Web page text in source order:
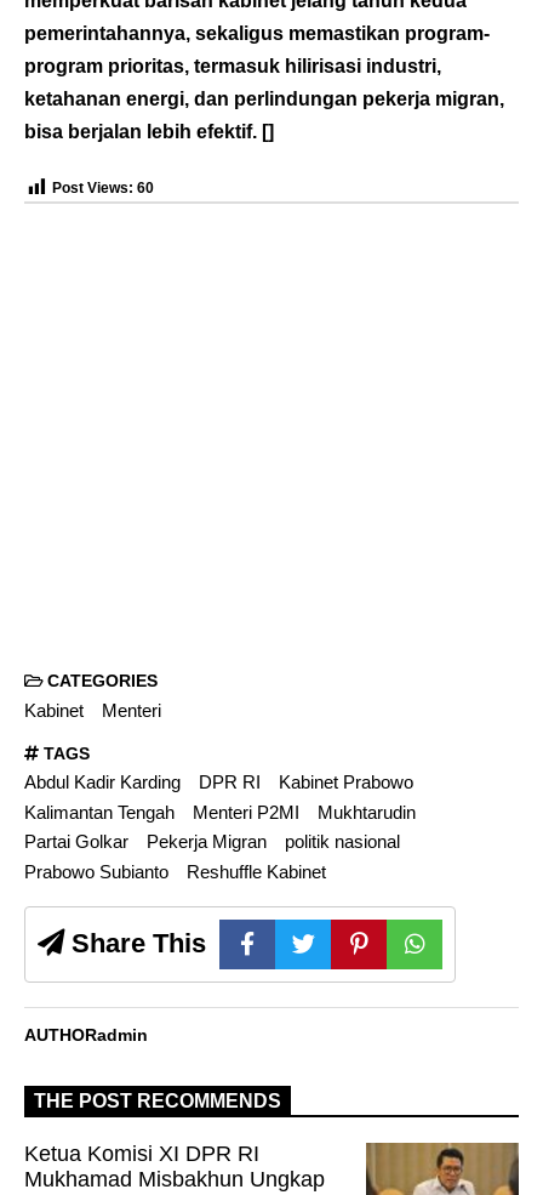
pemerintahannya, sekaligus memastikan program-
program prioritas, termasuk hilirisasi industri,
ketahanan energi, dan perlindungan pekerja migran,
bisa berjalan lebih efektif. []
Post Views: 60
CATEGORIES
Kabinet Menteri
TAGS
Abdul Kadir Karding DPR RI
Kabinet Prabowo
Kalimantan Tengah
Menteri P2MI
Mukhtarudin
Partai Golkar
Pekerja Migran
politik nasional
Prabowo Subianto
Reshuffle Kabinet
Share This
AUTHORadmin
THE POST RECOMMENDS
Ketua Komisi XI DPR RI
Mukhamad Misbakhun Ungkap